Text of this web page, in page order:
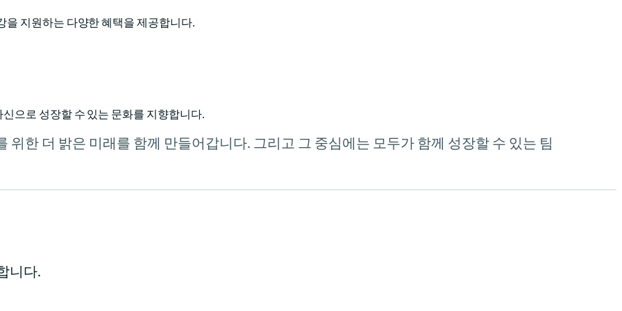
을 지원하는 다양한 혜택을 제공합니다.
으로 성장할 수 있는 문화를 지향합니다.
위한 더 밝은 미래를 함께 만들어갑니다. 그리고 그 중심에는 모두가 함께 성장할 수 있는 팀
니다.